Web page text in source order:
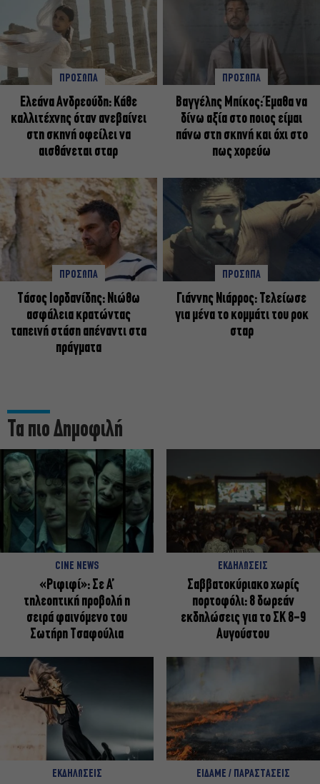
ΠΡΟΣΩΠΑ
Ελεάνα Ανδρεούδη: Κάθε
καλλιτέχνης όταν ανεβαίνει
στη σκηνή οφείλει να
αισθάνεται σταρ
ΠΡΟΣΩΠΑ
Βαγγέλης Μπίκος: Έμαθα να
δίνω αξία στο ποιος είμαι
πάνω στη σκηνή και όχι στο
πως χορεύω
ΠΡΟΣΩΠΑ
Tάσος Ιορδανίδης: Νιώθω
ασφάλεια κρατώντας
ταπεινή στάση απέναντι στα
πράγματα
ΠΡΟΣΩΠΑ
Γιάννης Νιάρρος: Τελείωσε
για μένα το κομμάτι του ροκ
σταρ
Τα πιο Δημοφιλή
CINE NEWS
«Ριφιφί»: Σε Α’
τηλεοπτική προβολή η
σειρά φαινόμενο του
Σωτήρη Τσαφούλια
ΕΚΔΗΛΩΣΕΙΣ
Σαββατοκύριακο χωρίς
πορτοφόλι: 8 δωρεάν
εκδηλώσεις για το ΣΚ 8-9
Αυγούστου
ΕΚΔΗΛΩΣΕΙΣ ΕΙΔΑΜΕ / ΠΑΡΑΣΤΑΣΕΙΣ